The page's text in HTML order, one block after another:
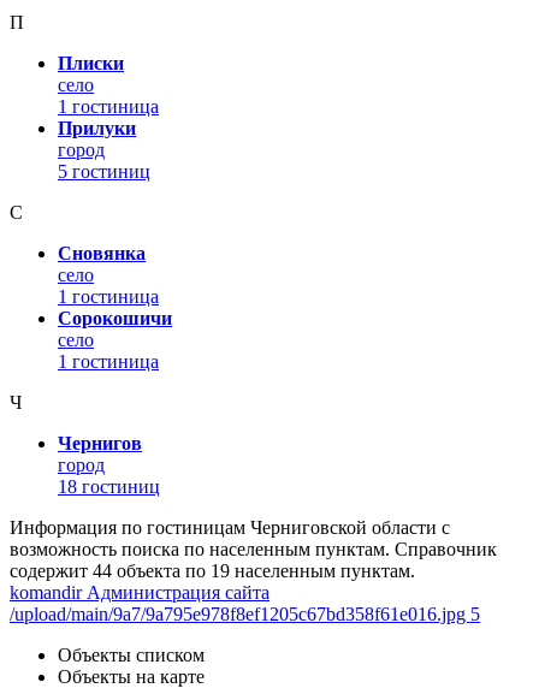
П
Плиски
село
1 гостиница
Прилуки
город
5 гостиниц
С
Сновянка
село
1 гостиница
Сорокошичи
село
1 гостиница
Ч
Чернигов
город
18 гостиниц
Информация по гостиницам Черниговской области с
возможность поиска по населенным пунктам. Справочник
содержит 44 объекта по 19 населенным пунктам.
komandir Администрация сайта
/upload/main/9a7/9a795e978f8ef1205c67bd358f61e016.jpg 5
Объекты списком
Объекты на карте